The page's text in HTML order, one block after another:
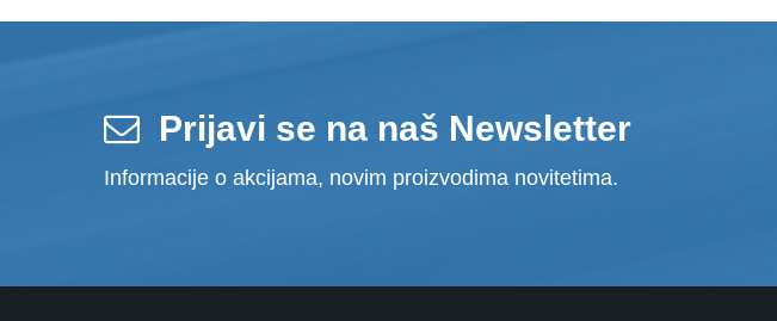
Prijavi se na naš Newsletter
Informacije o akcijama, novim proizvodima novitetima.